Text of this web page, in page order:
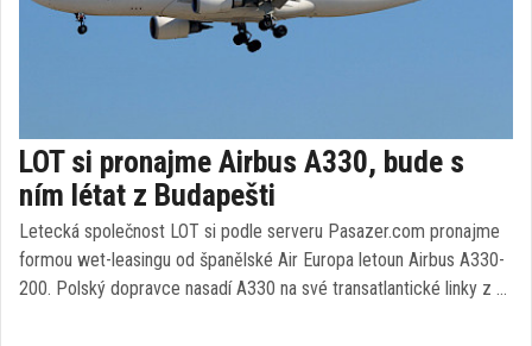
LOT si pronajme Airbus A330, bude s
ním létat z Budapešti
Letecká společnost LOT si podle serveru Pasazer.com pronajme
formou wet-leasingu od španělské Air Europa letoun Airbus A330-
200. Polský dopravce nasadí A330 na své transatlantické linky z …